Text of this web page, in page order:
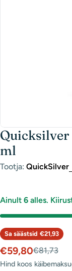
Quicksilver
ml
Tootja: QuickSilver
Ainult 6 alles.
Sa säästsid €21,93
Müügihind
€59,80
Tavaline
hind
€81,73
Hind koos